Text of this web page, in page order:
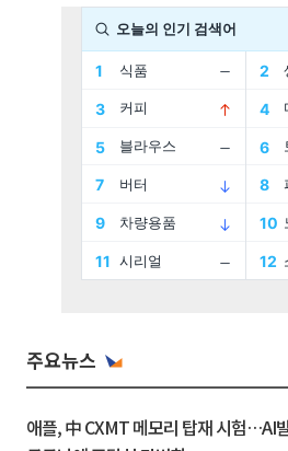
주요뉴스
애플, 中 CXMT 메모리 탑재 시험…AI